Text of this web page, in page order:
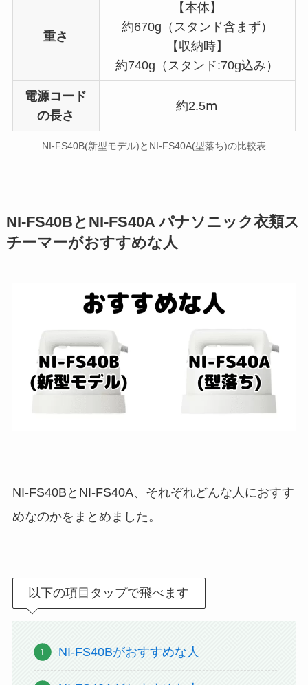
重さ
【本体】
約670g（スタンド含まず）
【収納時】
約740g（スタンド:70g込み）
電源コード
の長さ
約2.5ⅿ
NI-FS40B(新型モデル)とNI-FS40A(型落ち)の比較表
NI-FS40BとNI-FS40A パナソニック衣類ス
チーマーがおすすめな人
NI-FS40BとNI-FS40A、それぞれどんな人におすす
めなのかをまとめました。
以下の項目タップで飛べます
NI-FS40Bがおすすめな人